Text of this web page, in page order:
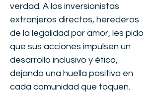
verdad. A los inversionistas
extranjeros directos, herederos
de la legalidad por amor, les pido
que sus acciones impulsen un
desarrollo inclusivo y ético,
dejando una huella positiva en
cada comunidad que toquen.